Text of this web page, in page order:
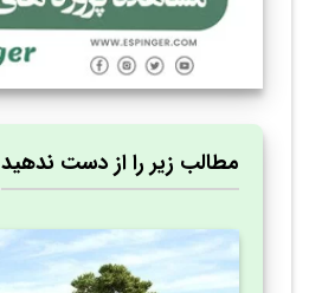
مطالب زیر را از دست ندهید